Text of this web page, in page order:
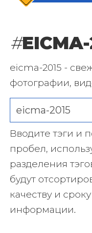
#
eicma-2015 -
фотографии,
Вводите тэги и
пробел,
разделения
будут
качеству и
информации.